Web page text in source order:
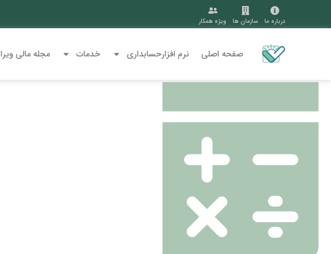
درباره ما سازمان ها ویژه همکار
صفحه اصلی نرم افزارحسابداری خدمات مجله مالی ویرا